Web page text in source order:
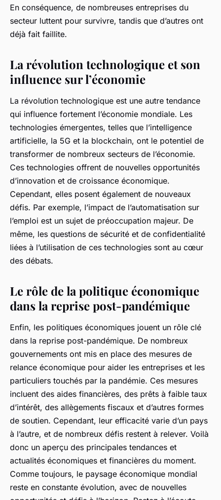
En conséquence, de nombreuses entreprises du
secteur luttent pour survivre, tandis que d’autres ont
déjà fait faillite.
La révolution technologique et son
influence sur l’économie
La révolution technologique est une autre tendance
qui influence fortement l’économie mondiale. Les
technologies émergentes, telles que l’intelligence
artificielle, la 5G et la blockchain, ont le potentiel de
transformer de nombreux secteurs de l’économie.
Ces technologies offrent de nouvelles opportunités
d’innovation et de croissance économique.
Cependant, elles posent également de nouveaux
défis. Par exemple, l’impact de l’automatisation sur
l’emploi est un sujet de préoccupation majeur. De
même, les questions de sécurité et de confidentialité
liées à l’utilisation de ces technologies sont au cœur
des débats.
Le rôle de la politique économique
dans la reprise post-pandémique
Enfin, les politiques économiques jouent un rôle clé
dans la reprise post-pandémique. De nombreux
gouvernements ont mis en place des mesures de
relance économique pour aider les entreprises et les
particuliers touchés par la pandémie. Ces mesures
incluent des aides financières, des prêts à faible taux
d’intérêt, des allègements fiscaux et d’autres formes
de soutien. Cependant, leur efficacité varie d’un pays
à l’autre, et de nombreux défis restent à relever. Voilà
donc un aperçu des principales tendances et
actualités économiques et financières du moment.
Comme toujours, le paysage économique mondial
reste en constante évolution, avec de nouvelles